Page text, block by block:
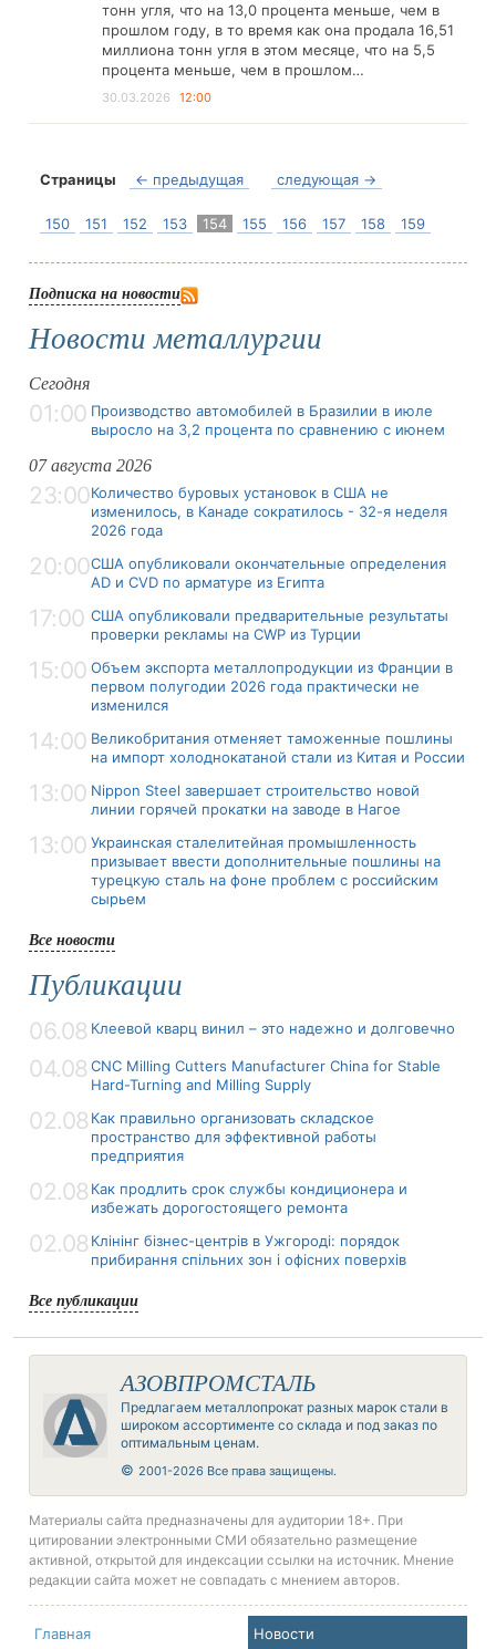
тонн угля, что на 13,0 процента меньше, чем в
прошлом году, в то время как она продала 16,51
миллиона тонн угля в этом месяце, что на 5,5
процента меньше, чем в прошлом…
30.03.2026 12:00
Страницы ← предыдущая следующая →
150 151 152 153 154 155 156 157 158 159
Подписка на новости
Новости металлургии
Сегодня
01:00 Производство автомобилей в Бразилии в июле
выросло на 3,2 процента по сравнению с июнем
07 августа 2026
23:00Количество буровых установок в США не
изменилось, в Канаде сократилось - 32-я неделя
2026 года
20:00США опубликовали окончательные определения
AD и CVD по арматуре из Египта
17:00 США опубликовали предварительные результаты
проверки рекламы на CWP из Турции
15:00 Объем экспорта металлопродукции из Франции в
первом полугодии 2026 года практически не
изменился
14:00 Великобритания отменяет таможенные пошлины
на импорт холоднокатаной стали из Китая и России
13:00 Nippon Steel завершает строительство новой
линии горячей прокатки на заводе в Нагое
13:00 Украинская сталелитейная промышленность
призывает ввести дополнительные пошлины на
турецкую сталь на фоне проблем с российским
сырьем
Все новости
Публикации
06.08 Клеевой кварц винил – это надежно и долговечно
04.08 CNC Milling Cutters Manufacturer China for Stable
Hard-Turning and Milling Supply
02.08 Как правильно организовать складское
пространство для эффективной работы
предприятия
02.08 Как продлить срок службы кондиционера и
избежать дорогостоящего ремонта
02.08 Клінінг бізнес-центрів в Ужгороді: порядок
прибирання спільних зон і офісних поверхів
Все публикации
АЗОВПРОМСТАЛЬ
Предлагаем металлопрокат разных марок стали в
широком ассортименте со склада и под заказ по
оптимальным ценам.
© 2001-2026 Все права защищены.
Материалы сайта предназначены для аудитории 18+. При
цитировании электронными СМИ обязательно размещение
активной, открытой для индексации ссылки на источник. Мнение
редакции сайта может не совпадать с мнением авторов.
Главная Новости